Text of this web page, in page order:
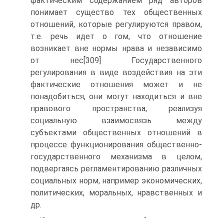
понимает существо тех общественных
отношений, которые регулируются правом,
т.е. речь идет о гом, что отношение
возникает вне нормы нрава и независимо
от нес[309] Государственного
регулирования в виде воздействия на эти
фактические отношения может и не
понадобиться, они могут находиться и вне
правового пространства, реализуя
социальную взаимосвязь между
субъектами общественных отношений в
процессе функционирования общественно-
государственного механизма в целом,
подвергаясь регламентированию различных
социальных норм, например экономических,
политических, моральных, нравственных и
др.